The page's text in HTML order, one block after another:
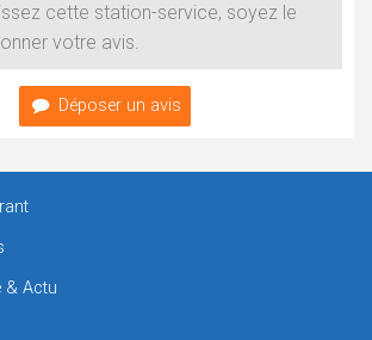
cette station-service, soyez le
votre avis.
Déposer un avis
& Actu